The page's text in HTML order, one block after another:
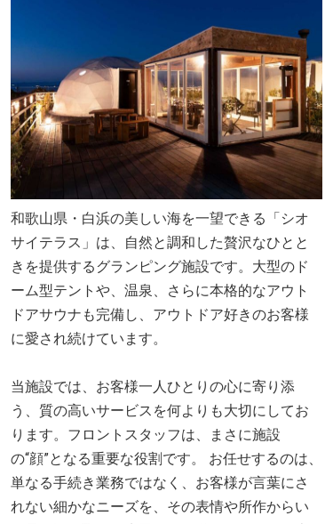
和歌山県・白浜の美しい海を一望できる「シオ
サイテラス」は、自然と調和した贅沢なひとと
きを提供するグランピング施設です。大型のド
ーム型テントや、温泉、さらに本格的なアウト
ドアサウナも完備し、アウトドア好きのお客様
に愛され続けています。
当施設では、お客様一人ひとりの心に寄り添
う、質の高いサービスを何よりも大切にしてお
ります。フロントスタッフは、まさに施設
の“顔”となる重要な役割です。 お任せするのは、
単なる手続き業務ではなく、お客様が言葉にさ
れない細かなニーズを、その表情や所作からい